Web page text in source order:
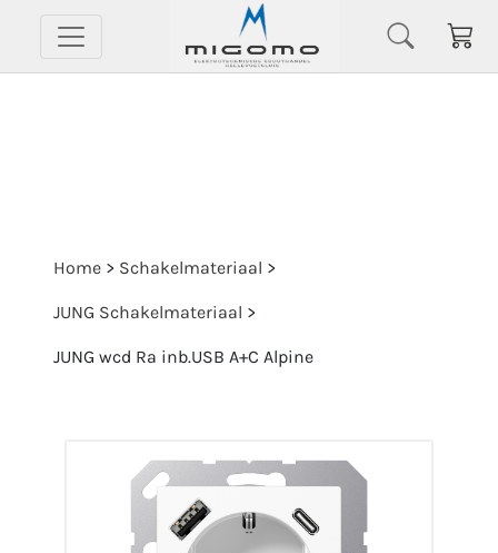
Home > Schakelmateriaal >
JUNG Schakelmateriaal >
JUNG wcd Ra inb.USB A+C Alpine